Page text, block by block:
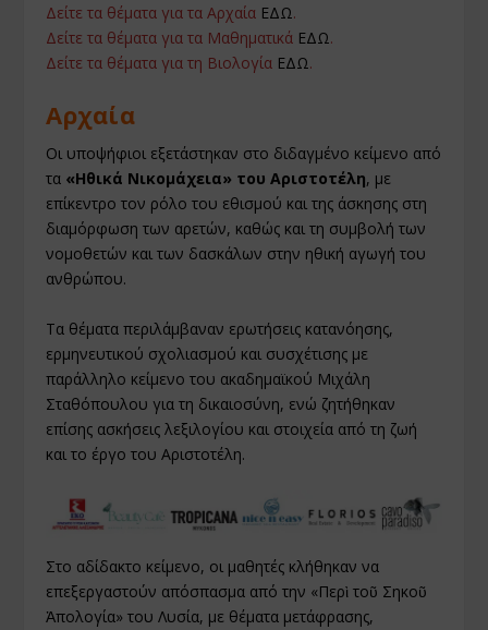
Δείτε τα θέματα για τα Αρχαία ΕΔΩ.
Δείτε τα θέματα για τα Μαθηματικά ΕΔΩ.
Δείτε τα θέματα για τη Βιολογία ΕΔΩ.
Αρχαία
Οι υποψήφιοι εξετάστηκαν στο διδαγμένο κείμενο από
τα «Ηθικά Νικομάχεια» του Αριστοτέλη, με
επίκεντρο τον ρόλο του εθισμού και της άσκησης στη
διαμόρφωση των αρετών, καθώς και τη συμβολή των
νομοθετών και των δασκάλων στην ηθική αγωγή του
ανθρώπου.
Τα θέματα περιλάμβαναν ερωτήσεις κατανόησης,
ερμηνευτικού σχολιασμού και συσχέτισης με
παράλληλο κείμενο του ακαδημαϊκού Μιχάλη
Σταθόπουλου για τη δικαιοσύνη, ενώ ζητήθηκαν
επίσης ασκήσεις λεξιλογίου και στοιχεία από τη ζωή
και το έργο του Αριστοτέλη.
Στο αδίδακτο κείμενο, οι μαθητές κλήθηκαν να
επεξεργαστούν απόσπασμα από την «Περὶ τοῦ Σηκοῦ
Ἀπολογία» του Λυσία, με θέματα μετάφρασης,